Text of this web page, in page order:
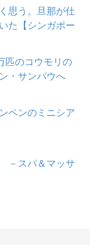
思う。旦那が仕
た【シンガポー
匹のコウモリの
・サンパウへ
ペンのミニシア
－スパ＆マッサ